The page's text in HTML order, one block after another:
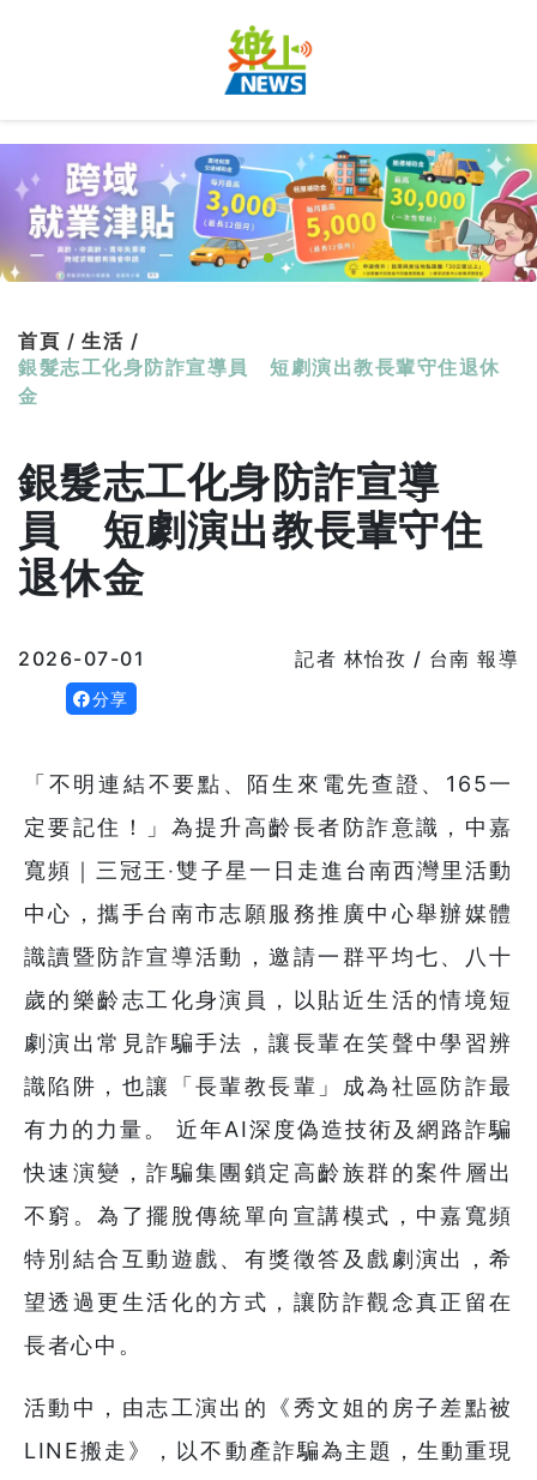
首頁 / 生活 /
銀髮志工化身防詐宣導員 短劇演出教長輩守住退休
金
銀髮志工化身防詐宣導
員 短劇演出教長輩守住
退休金
2026-07-01 記者 林怡孜 / 台南 報導
分享
「不明連結不要點、陌生來電先查證、165一
定要記住！」為提升高齡長者防詐意識，中嘉
寬頻｜三冠王‧雙子星一日走進台南西灣里活動
中心，攜手台南市志願服務推廣中心舉辦媒體
識讀暨防詐宣導活動，邀請一群平均七、八十
歲的樂齡志工化身演員，以貼近生活的情境短
劇演出常見詐騙手法，讓長輩在笑聲中學習辨
識陷阱，也讓「長輩教長輩」成為社區防詐最
有力的力量。 近年AI深度偽造技術及網路詐騙
快速演變，詐騙集團鎖定高齡族群的案件層出
不窮。為了擺脫傳統單向宣講模式，中嘉寬頻
特別結合互動遊戲、有獎徵答及戲劇演出，希
望透過更生活化的方式，讓防詐觀念真正留在
長者心中。
活動中，由志工演出的《秀文姐的房子差點被
LINE搬走》，以不動產詐騙為主題，生動重現